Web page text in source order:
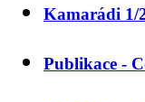
Kamarádi 1/
Publikace -